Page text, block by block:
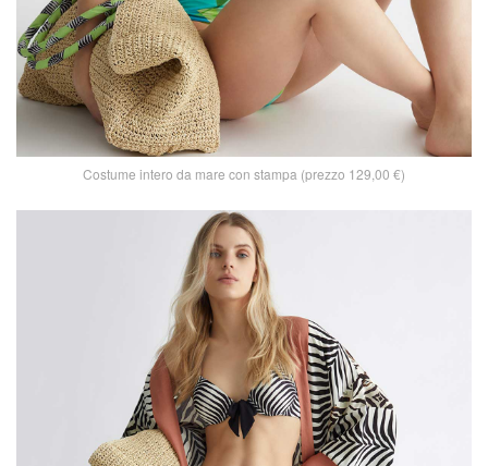
Costume intero da mare con stampa (prezzo 129,00 €)